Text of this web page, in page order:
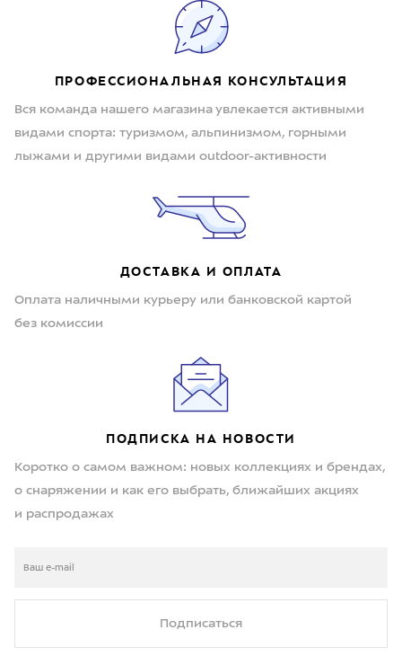
ПРОФЕССИОНАЛЬНАЯ КОНСУЛЬТАЦИЯ
Вся команда нашего магазина увлекается активными
видами спорта: туризмом, альпинизмом, горными
лыжами и другими видами outdoor-активности
ДОСТАВКА И ОПЛАТА
Оплата наличными курьеру или банковской картой
без комиссии
ПОДПИСКА НА НОВОСТИ
Коротко о самом важном: новых коллекциях и брендах,
о снаряжении и как его выбрать, ближайших акциях
и распродажах
Подписаться